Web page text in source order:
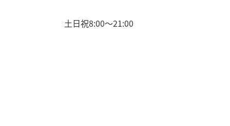
土日祝8:00〜21:00